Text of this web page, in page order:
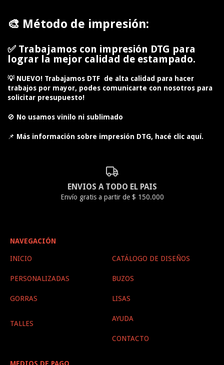
🎨 Método de impresión:
✅ Trabajamos con impresión DTG para
lograr la mejor calidad de estampado.
💡 NUEVO! Trabajamos DTF de alta calidad para hacer
trabajos por mayor, podes comunicarte con nosotros para
solicitar presupuesto!
🚫 No usamos vinilo ni sublimado
📌 Más información sobre impresión DTG, hacé clic aquí.
ENVIOS A TODO EL PAIS
Envío gratis a partir de $ 150.000
NAVEGACIÓN
INICIO CATÁLOGO DE DISEÑOS
PERSONALIZADAS BUZOS
GORRAS LISAS
TALLES
AYUDA
CONTACTO
MEDIOS DE PAGO